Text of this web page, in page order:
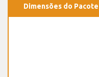
Dimensões do Pacote